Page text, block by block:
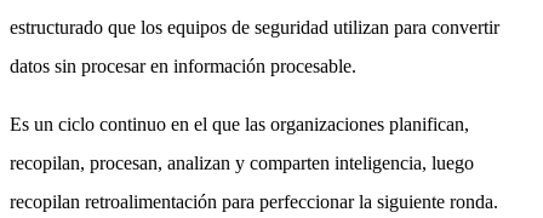
estructurado que los equipos de seguridad utilizan para convertir
datos sin procesar en información procesable.
Es un ciclo continuo en el que las organizaciones planifican,
recopilan, procesan, analizan y comparten inteligencia, luego
recopilan retroalimentación para perfeccionar la siguiente ronda.